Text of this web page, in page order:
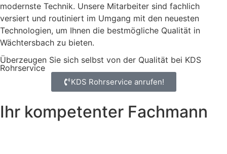
modernste Technik. Unsere Mitarbeiter sind fachlich
versiert und routiniert im Umgang mit den neuesten
Technologien, um Ihnen die bestmögliche Qualität in
Wächtersbach zu bieten.
Überzeugen Sie sich selbst von der Qualität bei KDS
Rohrservice
KDS Rohrservice anrufen!
Ihr kompetenter Fachmann